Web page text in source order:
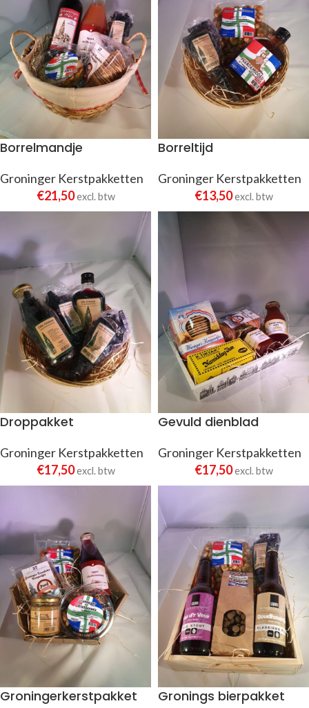
Borrelmandje
Groninger Kerstpakketten
€21,50 excl. btw
Borreltijd
Groninger Kerstpakketten
€13,50 excl. btw
Droppakket
Groninger Kerstpakketten
€17,50 excl. btw
Gevuld dienblad
Groninger Kerstpakketten
€17,50 excl. btw
Groningerkerstpakket Gronings bierpakket